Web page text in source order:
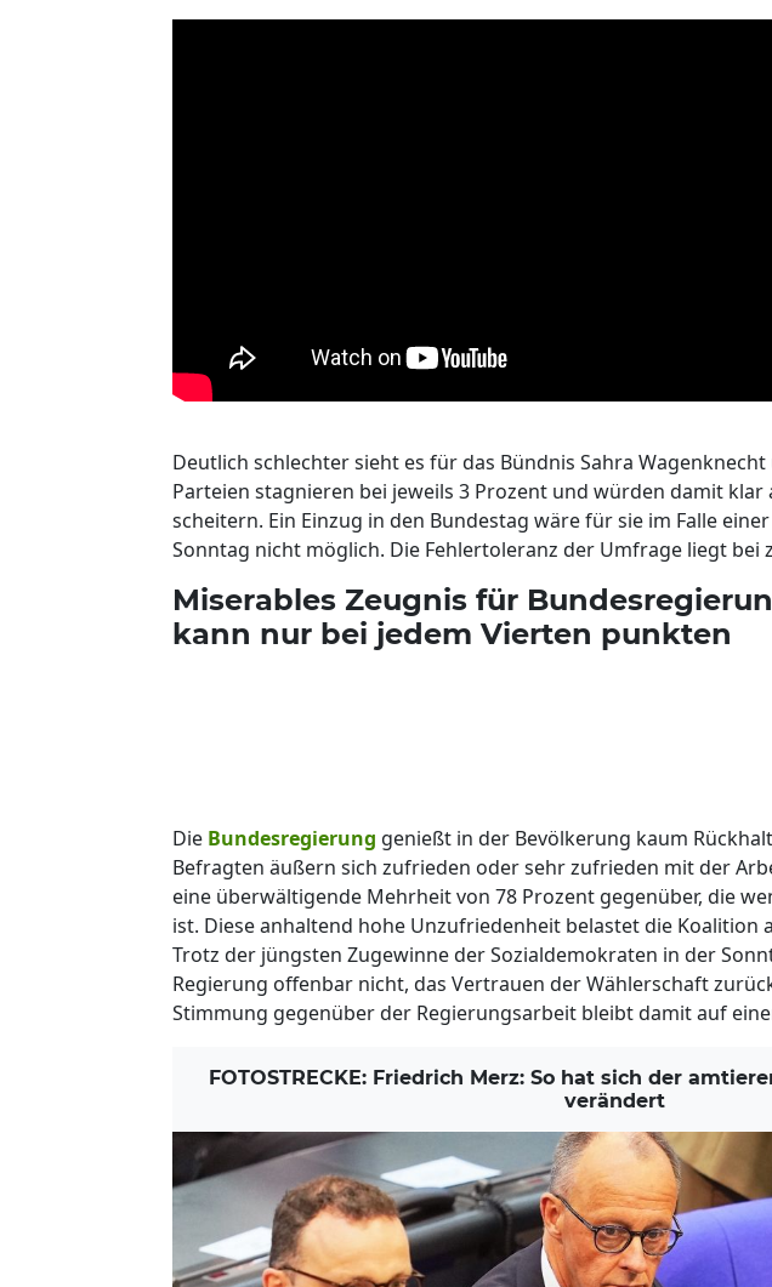
Deutlich schlechter sieht es für das Bündnis Sahra Wagenknecht
Parteien stagnieren bei jeweils 3 Prozent und würden damit
scheitern. Ein Einzug in den Bundestag wäre für sie im Falle
Sonntag nicht möglich. Die Fehlertoleranz der Umfrage liegt bei
Miserables Zeugnis für
kann nur bei jedem Vierten punkten
Die Bundesregierung genießt in der Bevölkerung kaum
Befragten äußern sich zufrieden oder sehr zufrieden mit der
eine überwältigende Mehrheit von 78 Prozent gegenüber, die
ist. Diese anhaltend hohe Unzufriedenheit belastet die Koalition
Trotz der jüngsten Zugewinne der Sozialdemokraten in der
Regierung offenbar nicht, das Vertrauen der Wählerschaft
Stimmung gegenüber der Regierungsarbeit bleibt damit auf
FOTOSTRECKE: Friedrich Merz: So hat sich der
verändert